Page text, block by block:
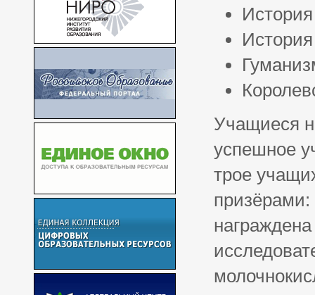
Учащиеся
успешное
трое
призёрами: